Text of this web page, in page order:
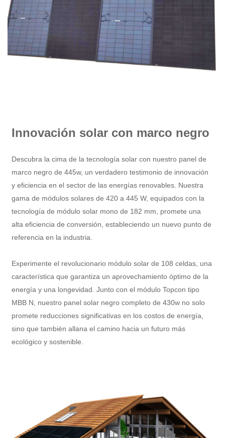
Innovación solar con marco negro
Descubra la cima de la tecnología solar con nuestro panel de
marco negro de 445w, un verdadero testimonio de innovación
y eficiencia en el sector de las energías renovables. Nuestra
gama de módulos solares de 420 a 445 W, equipados con la
tecnología de módulo solar mono de 182 mm, promete una
alta eficiencia de conversión, estableciendo un nuevo punto de
referencia en la industria.
Experimente el revolucionario módulo solar de 108 celdas, una
característica que garantiza un aprovechamiento óptimo de la
energía y una longevidad. Junto con el módulo Topcon tipo
MBB N, nuestro panel solar negro completo de 430w no solo
promete reducciones significativas en los costos de energía,
sino que también allana el camino hacia un futuro más
ecológico y sostenible.